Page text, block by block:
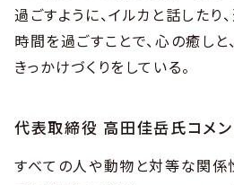
過ごすように、イルカと話したり
時間を過ごすことで、心の癒し
きっかけづくりをしている。
代表取締役 高田佳岳氏コメン
すべての人や動物と対等な関係